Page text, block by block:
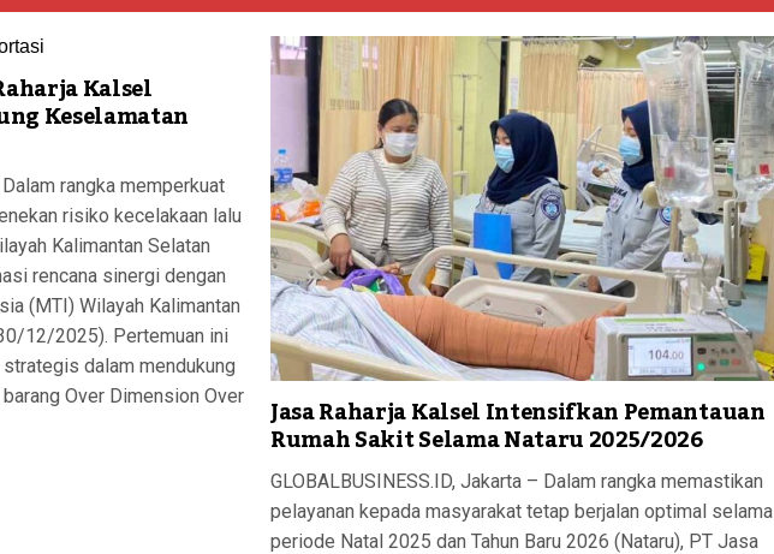
Kalsel
Keselamatan
rangka memperkuat
risiko kecelakaan lalu
Kalimantan Selatan
rencana sinergi dengan
(MTI) Wilayah Kalimantan
12/2025). Pertemuan ini
dalam mendukung
Over Dimension Over
Jasa Raharja Kalsel Intensifkan Pemantauan
Rumah Sakit Selama Nataru 2025/2026
GLOBALBUSINESS.ID, Jakarta – Dalam rangka memastikan
pelayanan kepada masyarakat tetap berjalan optimal selama
periode Natal 2025 dan Tahun Baru 2026 (Nataru), PT Jasa